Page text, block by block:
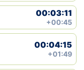
00:03:11
+00:45
00:04:15
+01:49